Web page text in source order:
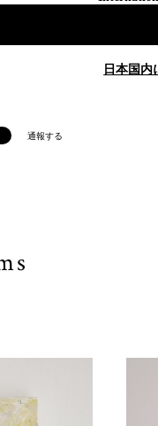
日本国内
通報する